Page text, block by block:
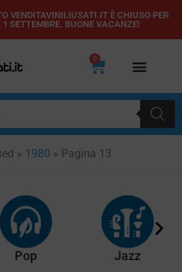
VENDITAVINILIUSATI.IT È CHIUSO PER
SETTEMBRE. BUONE VACANZE!
0
Carrello
» 1980 » Pagina 13
Pop Jazz